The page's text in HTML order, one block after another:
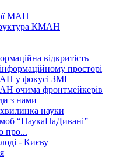
МАН
КМАН
відкритість
просторі
у фокусі ЗМІ
очима фронтмейкерів
з нами
науки
“НаукаНаДивані”
про...
- Києву